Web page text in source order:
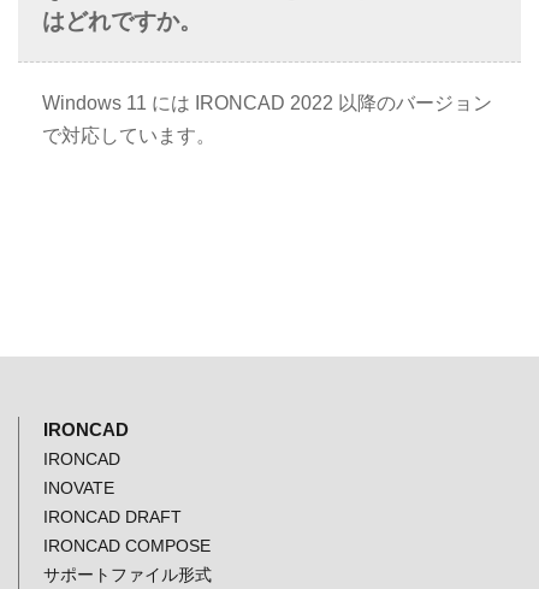
はどれですか。
Windows 11 には IRONCAD 2022 以降のバージョン
で対応しています。
IRONCAD
IRONCAD
INOVATE
IRONCAD DRAFT
IRONCAD COMPOSE
サポートファイル形式